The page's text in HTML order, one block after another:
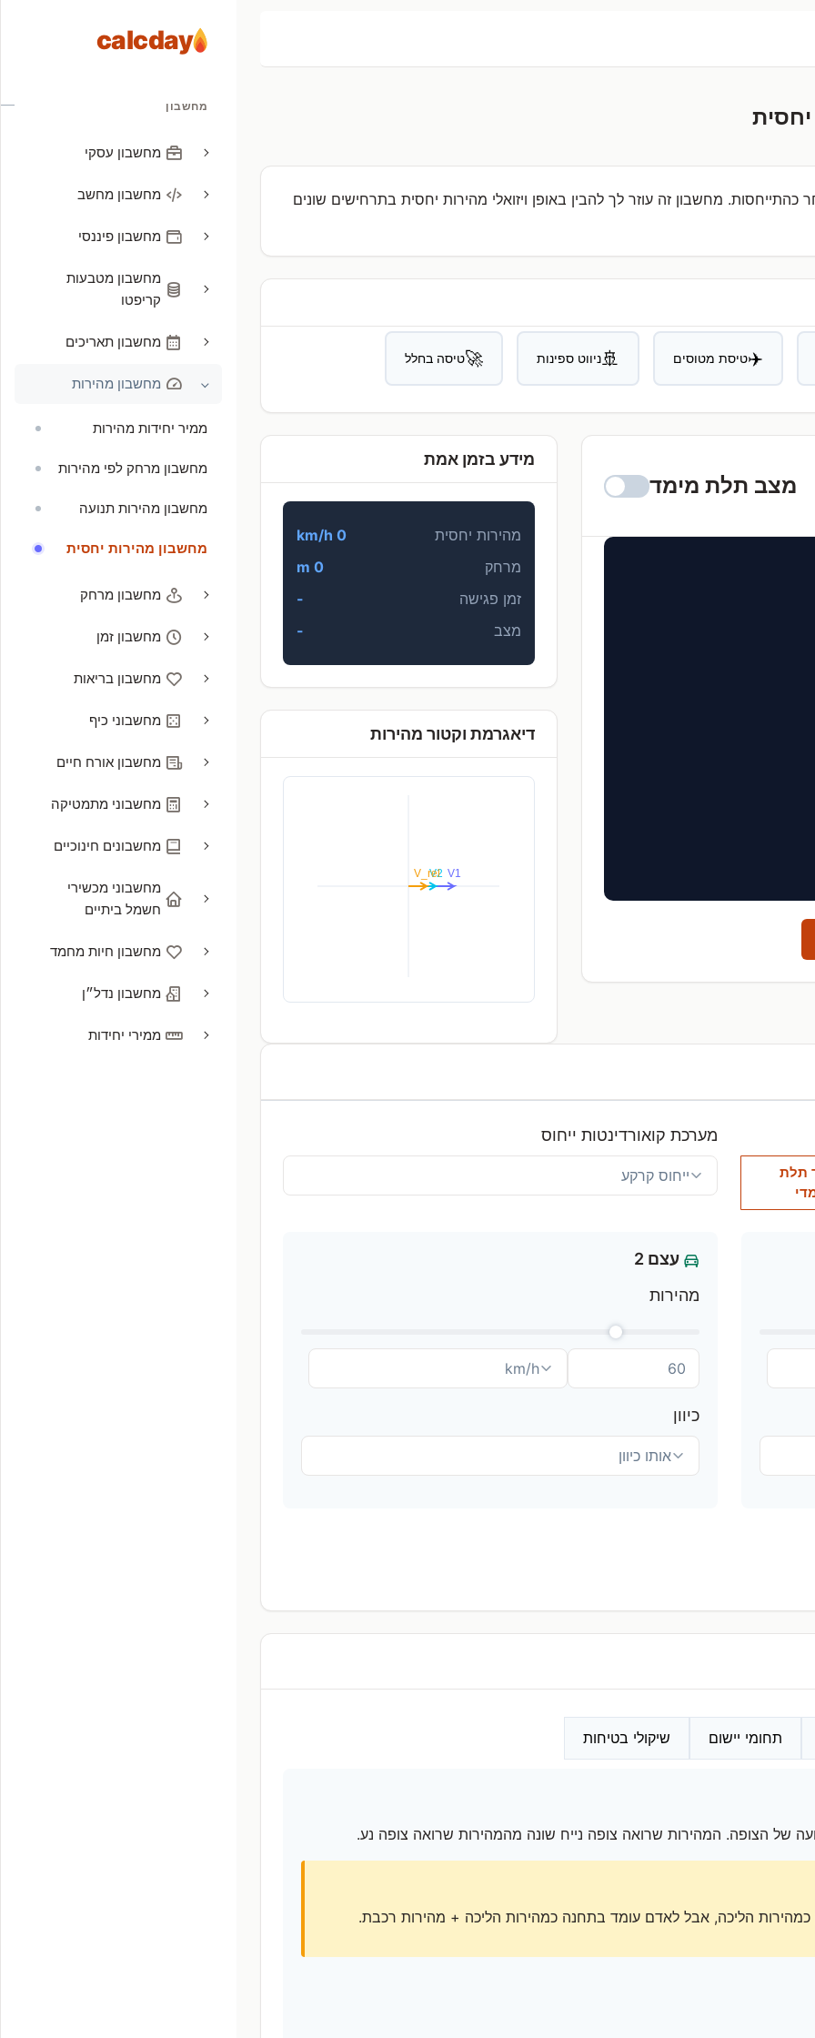
calcday
מחשבון
מחשבון עסקי
מחשבון מחשב
מחשבון פיננסי
מחשבון מטבעות
קריפטו
מחשבון תאריכים
מחשבון מהירות
ממיר יחידות מהירות
מחשבון מרחק לפי מהירות
מחשבון מהירות תנועה
מחשבון מהירות יחסית
מחשבון מרחק
מחשבון זמן
מחשבון בריאות
מחשבוני כיף
מחשבון אורח חיים
מחשבוני מתמטיקה
מחשבונים חינוכיים
מחשבוני מכשירי
חשמל ביתיים
מחשבון חיות מחמד
מחשבון נדל״ן
ממירי יחידות
מחשבון זה עוזר לך להבין באופן ויזואלי מהירות יחסית בתרחישים שונים
✈️טיסת מטוסים 🚢ניווט ספינות 🚀טיסה בחלל
מצב תלת מימד
מידע בזמן אמת
מהירות יחסית
0 km/h
מרחק
0 m
זמן פגישה
-
מצב
-
דיאגרמת וקטור מהירות
תלת
מערכת קואורדינטות ייחוס
עצם 2
מהירות
כיוון
תחומי יישום שיקולי בטיחות
של הצופה. המהירות שרואה צופה נייח שונה מהמהירות שרואה צופה נע.
הליכה, אבל לאדם עומד בתחנה כמהירות הליכה + מהירות רכבת.